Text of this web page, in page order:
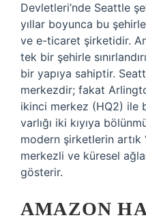
Devletleri’nde Seattle
yıllar boyunca bu
ve e-ticaret şirketidir.
tek bir şehirle
bir yapıya sahiptir.
merkezdir; fakat
ikinci merkez (HQ2) ile
varlığı iki kıyıya
modern şirketlerin
merkezli ve küresel
gösterir.
AMAZON